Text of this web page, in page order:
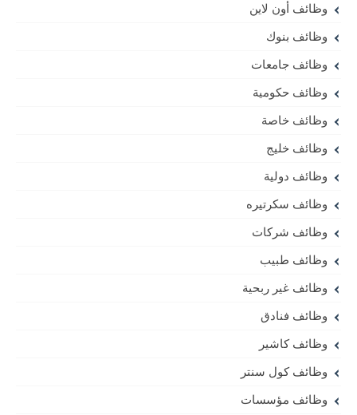
وظائف أون لاين
وظائف بنوك
وظائف جامعات
وظائف حكومية
وظائف خاصة
وظائف خليج
وظائف دولية
وظائف سكرتيره
وظائف شركات
وظائف طبيب
وظائف غير ربحية
وظائف فنادق
وظائف كاشير
وظائف كول سنتر
وظائف مؤسسات